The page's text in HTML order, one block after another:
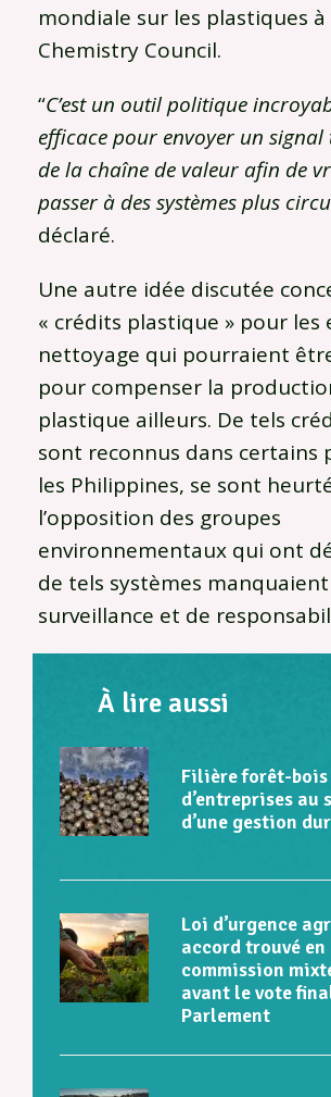
mondiale sur les plastiques à
Chemistry Council.
“C’est un outil politique
efficace pour envoyer un
de la chaîne de valeur afin de
passer à des systèmes plus
déclaré.
Une autre idée discutée
« crédits plastique » pour les
nettoyage qui pourraient
pour compenser la
plastique ailleurs. De tels
sont reconnus dans certains
les Philippines, se sont
l’opposition des groupes
environnementaux qui ont
de tels systèmes
surveillance et de
À lire aussi
Filière forêt-bois
d’entreprises au
d’une gestion
Loi d’urgence
accord trouvé en
commission
avant le vote
Parlement